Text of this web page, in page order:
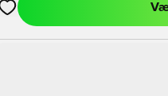
Åbner en Modal til at logge